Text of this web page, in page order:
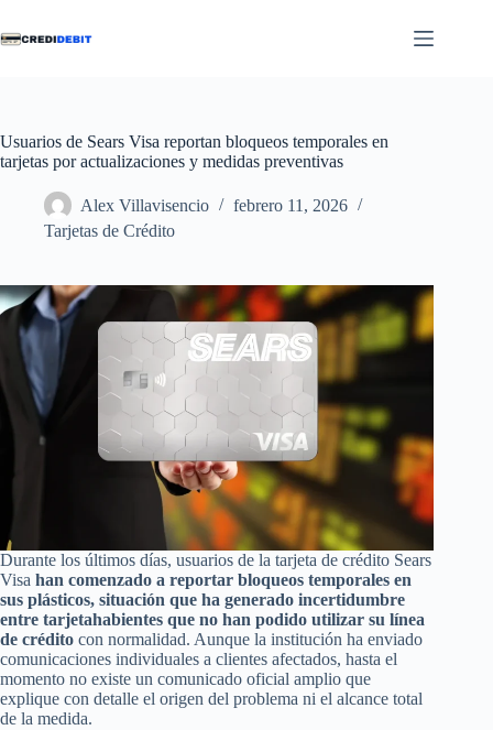
contenido
Usuarios de Sears Visa reportan bloqueos temporales en
tarjetas por actualizaciones y medidas preventivas
Alex Villavisencio
febrero 11, 2026
Tarjetas de Crédito
Durante los últimos días, usuarios de la tarjeta de crédito Sears
Visa han comenzado a reportar bloqueos temporales en
sus plásticos, situación que ha generado incertidumbre
entre tarjetahabientes que no han podido utilizar su línea
de crédito con normalidad. Aunque la institución ha enviado
comunicaciones individuales a clientes afectados, hasta el
momento no existe un comunicado oficial amplio que
explique con detalle el origen del problema ni el alcance total
de la medida.